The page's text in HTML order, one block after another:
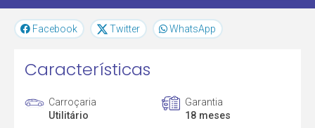
Facebook Twitter WhatsApp
Características
Carroçaria
Utilitário
Garantia
18 meses